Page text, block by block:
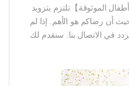
الموثوقة】تلتزم بتزويد
أن رضاكم هو الأهم. إذا لم
في الاتصال بنا. سنقدم لك